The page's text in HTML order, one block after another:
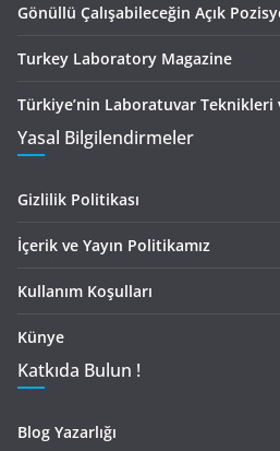
Gönüllü Çalışabileceğin Açık
Turkey Laboratory Magazine
Türkiye’nin Laboratuvar
Yasal Bilgilendirmeler
Gizlilik Politikası
İçerik ve Yayın Politikamız
Kullanım Koşulları
Künye
Katkıda Bulun !
Blog Yazarlığı